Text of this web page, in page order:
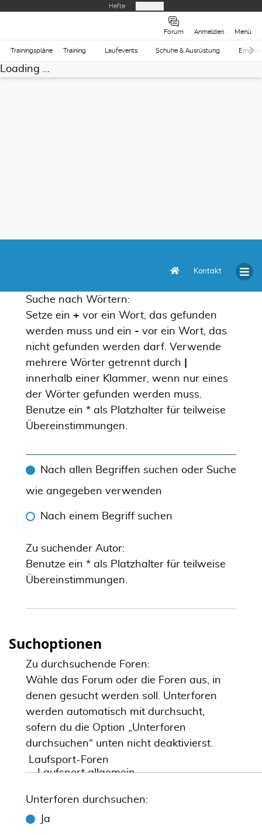
Hefte
Forum Anmelden Menü
Trainingspläne Training Laufevents Schuhe & Ausrüstung
Loading ...
Kontakt
Suche nach Wörtern:
Setze ein + vor ein Wort, das gefunden
werden muss und ein - vor ein Wort, das
nicht gefunden werden darf. Verwende
mehrere Wörter getrennt durch
innerhalb einer Klammer, wenn nur eines
der Wörter gefunden werden muss.
Benutze ein * als Platzhalter für teilweise
Übereinstimmungen.
Nach allen Begriffen suchen oder Suche
wie angegeben verwenden
Nach einem Begriff suchen
Zu suchender Autor:
Benutze ein * als Platzhalter für teilweise
Übereinstimmungen.
Suchoptionen
Zu durchsuchende Foren:
Wähle das Forum oder die Foren aus, in
denen gesucht werden soll. Unterforen
werden automatisch mit durchsucht,
sofern du die Option „Unterforen
durchsuchen“ unten nicht deaktivierst.
Unterforen durchsuchen:
Ja